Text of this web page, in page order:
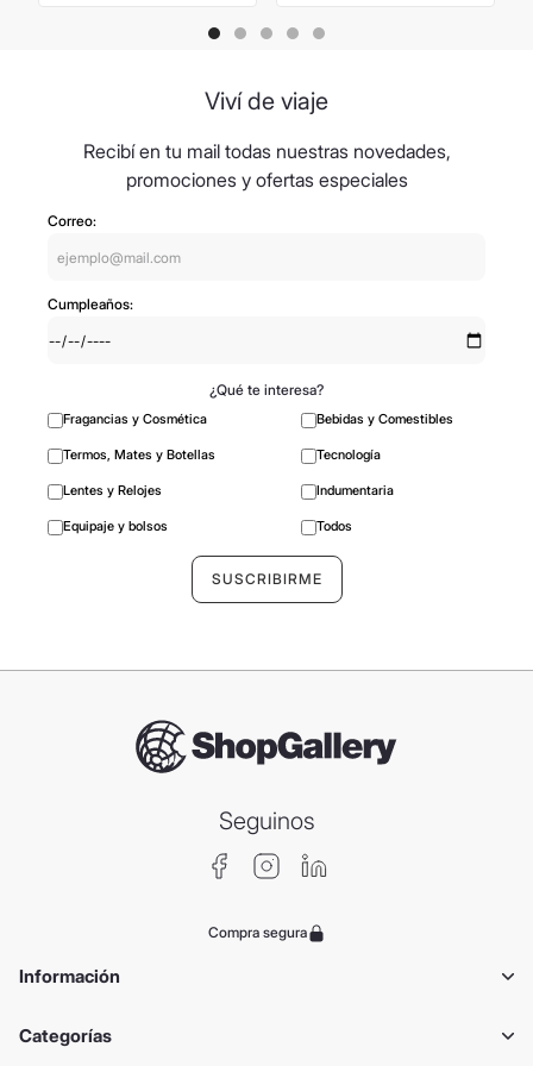
Viví de viaje
Recibí en tu mail todas nuestras novedades,
promociones y ofertas especiales
Correo:
Cumpleaños:
¿Qué te interesa?
Fragancias y Cosmética Bebidas y Comestibles
Termos, Mates y Botellas Tecnología
Lentes y Relojes Indumentaria
Equipaje y bolsos Todos
Seguinos
Compra segura
Información
Categorías